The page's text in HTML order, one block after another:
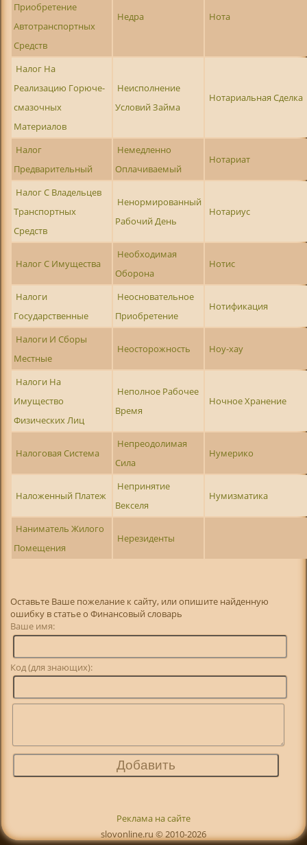
Приобретение
Автотранспортных
Средств
Недра Нота
Налог На
Реализацию Горюче-
смазочных
Материалов
Неисполнение
Условий Займа
Нотариальная Сделка
Налог
Предварительный
Немедленно
Оплачиваемый
Нотариат
Налог С Владельцев
Транспортных
Средств
Ненормированный
Рабочий День
Нотариус
Налог С Имущества
Необходимая
Оборона
Нотис
Налоги
Государственные
Неосновательное
Приобретение
Нотификация
Налоги И Сборы
Местные
Неосторожность Ноу-хау
Налоги На
Имущество
Физических Лиц
Неполное Рабочее
Время
Ночное Хранение
Налоговая Система
Непреодолимая
Сила
Нумерико
Наложенный Платеж
Непринятие
Векселя
Нумизматика
Наниматель Жилого
Помещения
Нерезиденты
Оставьте Ваше пожелание к сайту, или опишите найденную
ошибку в статье о Финансовый словарь
Ваше имя:
Код (для знающих):
Реклама на сайте
slovonline.ru © 2010-2026